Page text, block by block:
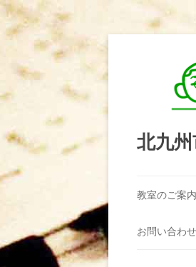
北九
教室のご案内
うえまつ音楽
お問い合わ